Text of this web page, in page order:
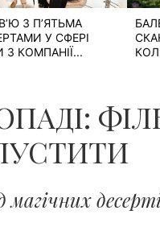
З П’ЯТЬМА
У СФЕРІ
З КОМПАНІЇ...